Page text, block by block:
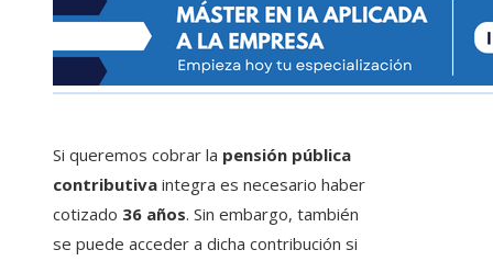
Si queremos cobrar la pensión pública
contributiva integra es necesario haber
cotizado 36 años. Sin embargo, también
se puede acceder a dicha contribución si